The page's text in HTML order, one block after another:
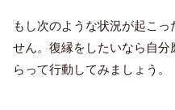
もし次のような状況が起こ
せん。復縁をしたいなら自
らって行動してみましょう。